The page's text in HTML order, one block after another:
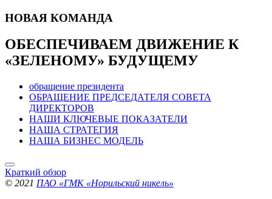
НОВАЯ КОМАНДА
ОБЕСПЕЧИВАЕМ ДВИЖЕНИЕ К
«ЗЕЛЕНОМУ» БУДУЩЕМУ
обращение президента
ОБРАЩЕНИЕ ПРЕДСЕДАТЕЛЯ СОВЕТА
ДИРЕКТОРОВ
НАШИ КЛЮЧЕВЫЕ ПОКАЗАТЕЛИ
НАША СТРАТЕГИЯ
НАША БИЗНЕС МОДЕЛЬ
Краткий обзор
© 2021 ПАО «ГМК «Норильский никель»